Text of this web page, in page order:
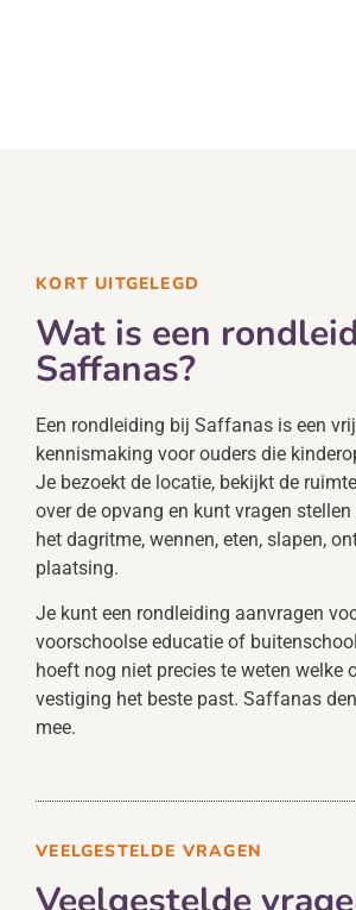
KORT UITGELEGD
Wat is een
Saffanas?
Een rondleiding bij Saffanas is een
kennismaking voor ouders die
Je bezoekt de locatie, bekijkt de
over de opvang en kunt vragen stellen
het dagritme, wennen, eten, slapen,
plaatsing.
Je kunt een rondleiding aanvragen
voorschoolse educatie of
hoeft nog niet precies te weten welke
vestiging het beste past. Saffanas
mee.
VEELGESTELDE VRAGEN